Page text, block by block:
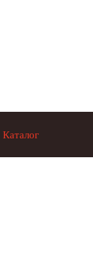
Каталог